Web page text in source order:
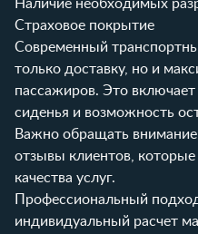
Наличие необходимых
Страховое покрытие
Современный
только доставку, но и
пассажиров. Это
сиденья и возможность
Важно обращать
отзывы клиентов ,
качества услуг.
Профессиональный
индивидуальный расчет